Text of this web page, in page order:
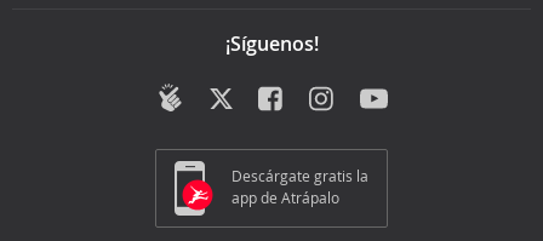
¡Síguenos!
Descárgate gratis la
app de Atrápalo